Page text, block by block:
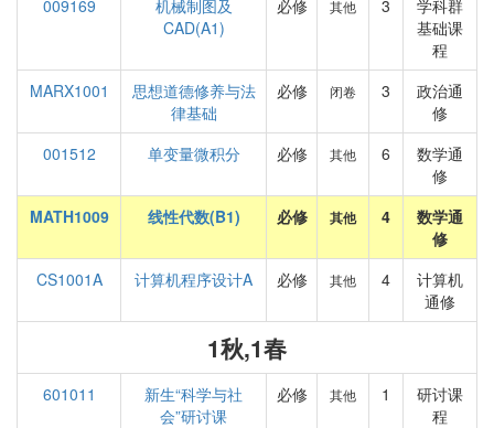
009169
机械制图及
CAD(A1)
必修 其他 3
学科群
基础课
程
MARX1001
思想道德修养与法
律基础
必修 闭卷 3
政治通
修
001512
单变量微积分 必修 其他 6
数学通
修
MATH1009
线性代数(B1) 必修 其他 4
数学通
修
CS1001A
计算机程序设计A 必修 其他 4
计算机
通修
1秋,1春
601011
新生“科学与社
会”研讨课
必修 其他 1
研讨课
程